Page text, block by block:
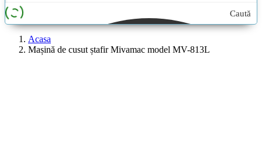
Caută
Acasa
Mașină de cusut ștafir Mivamac model MV-813L